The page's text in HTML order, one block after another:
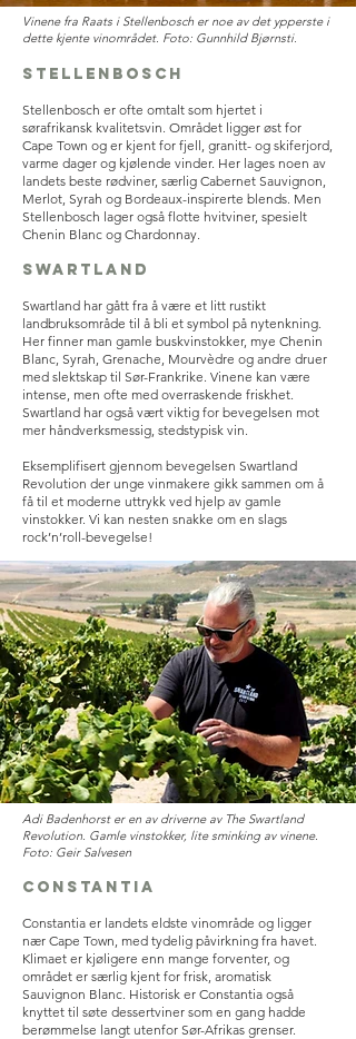
Vinene fra Raats i Stellenbosch er noe av det ypperste i
dette kjente vinområdet. Foto: Gunnhild Bjørnsti.
Stellenbosch
Stellenbosch er ofte omtalt som hjertet i
sørafrikansk kvalitetsvin. Området ligger øst for
Cape Town og er kjent for fjell, granitt- og skiferjord,
varme dager og kjølende vinder. Her lages noen av
landets beste rødviner, særlig Cabernet Sauvignon,
Merlot, Syrah og Bordeaux-inspirerte blends. Men
Stellenbosch lager også flotte hvitviner, spesielt
Chenin Blanc og Chardonnay.
Swartland
Swartland har gått fra å være et litt rustikt
landbruksområde til å bli et symbol på nytenkning.
Her finner man gamle buskvinstokker, mye Chenin
Blanc, Syrah, Grenache, Mourvèdre og andre druer
med slektskap til Sør-Frankrike. Vinene kan være
intense, men ofte med overraskende friskhet.
Swartland har også vært viktig for bevegelsen mot
mer håndverksmessig, stedstypisk vin.
Eksemplifisert gjennom bevegelsen Swartland
Revolution der unge vinmakere gikk sammen om å
få til et moderne uttrykk ved hjelp av gamle
vinstokker. Vi kan nesten snakke om en slags
rock’n’roll-bevegelse!
Adi Badenhorst er en av driverne av The Swartland
Revolution. Gamle vinstokker, lite sminking av vinene.
Foto: Geir Salvesen
Constantia
Constantia er landets eldste vinområde og ligger
nær Cape Town, med tydelig påvirkning fra havet.
Klimaet er kjøligere enn mange forventer, og
området er særlig kjent for frisk, aromatisk
Sauvignon Blanc. Historisk er Constantia også
knyttet til søte dessertviner som en gang hadde
berømmelse langt utenfor Sør-Afrikas grenser.